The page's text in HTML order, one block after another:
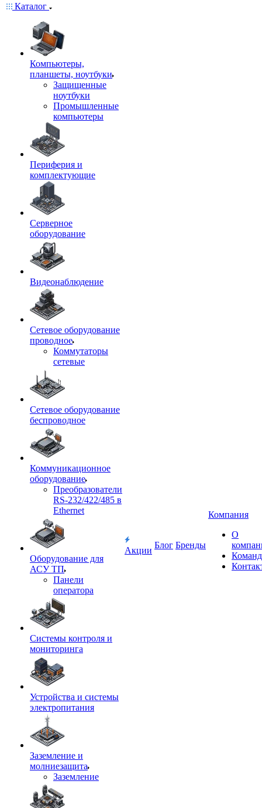
Каталог
Компьютеры,
планшеты, ноутбуки
Защищенные
ноутбуки
Промышленные
компьютеры
Периферия и
комплектующие
Серверное
оборудование
Видеонаблюдение
Сетевое оборудование
проводное
Коммутаторы
сетевые
Сетевое оборудование
беспроводное
Коммуникационное
оборудование
Преобразователи
RS-232/422/485 в
Ethernet
Оборудование для
АСУ ТП
Панели
оператора
Системы контроля и
мониторинга
Устройства и системы
электропитания
Заземление и
молниезащита
Заземление
Акции
Блог Бренды
Компания
О